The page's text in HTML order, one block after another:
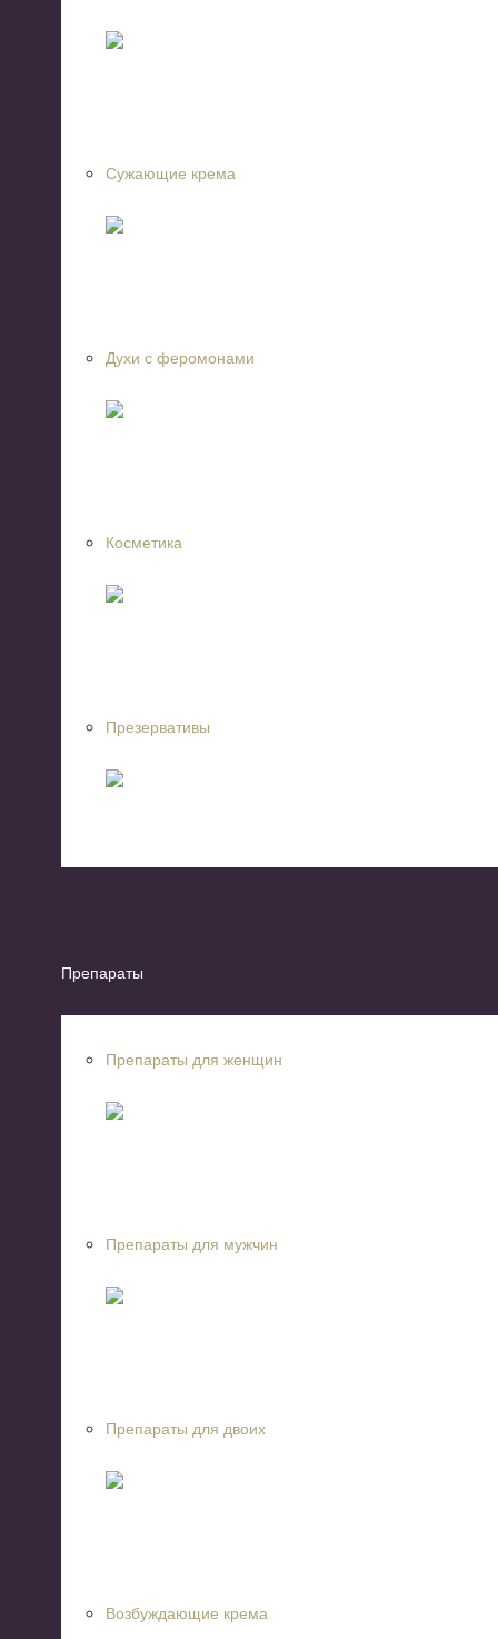
Сужающие крема
Духи с феромонами
Косметика
Презервативы
Препараты
Препараты для женщин
Препараты для мужчин
Препараты для двоих
Возбуждающие крема